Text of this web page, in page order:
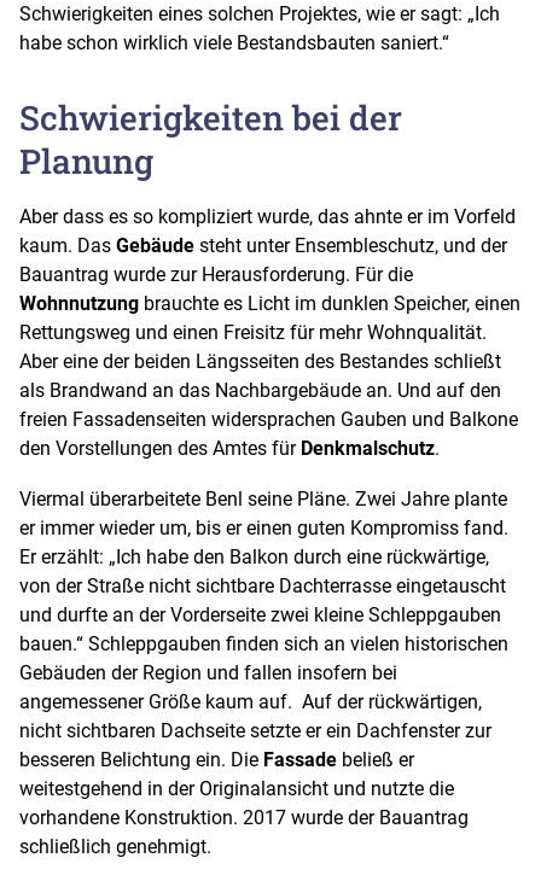
Schwierigkeiten eines solchen Projektes, wie er sagt: „Ich
habe schon wirklich viele Bestandsbauten saniert.“
Schwierigkeiten bei der
Planung
Aber dass es so kompliziert wurde, das ahnte er im Vorfeld
kaum. Das Gebäude steht unter Ensembleschutz, und der
Bauantrag wurde zur Herausforderung. Für die
Wohnnutzung brauchte es Licht im dunklen Speicher, einen
Rettungsweg und einen Freisitz für mehr Wohnqualität.
Aber eine der beiden Längsseiten des Bestandes schließt
als Brandwand an das Nachbargebäude an. Und auf den
freien Fassadenseiten widersprachen Gauben und Balkone
den Vorstellungen des Amtes für Denkmalschutz.
Viermal überarbeitete Benl seine Pläne. Zwei Jahre plante
er immer wieder um, bis er einen guten Kompromiss fand.
Er erzählt: „Ich habe den Balkon durch eine rückwärtige,
von der Straße nicht sichtbare Dachterrasse eingetauscht
und durfte an der Vorderseite zwei kleine Schleppgauben
bauen.“ Schleppgauben finden sich an vielen historischen
Gebäuden der Region und fallen insofern bei
angemessener Größe kaum auf. Auf der rückwärtigen,
nicht sichtbaren Dachseite setzte er ein Dachfenster zur
besseren Belichtung ein. Die Fassade beließ er
weitestgehend in der Originalansicht und nutzte die
vorhandene Konstruktion. 2017 wurde der Bauantrag
schließlich genehmigt.